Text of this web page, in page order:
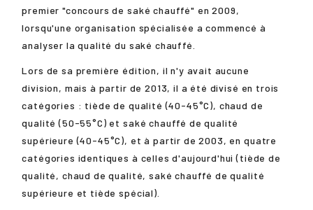
premier "concours de saké chauffé" en 2009,
lorsqu'une organisation spécialisée a commencé à
analyser la qualité du saké chauffé.
Lors de sa première édition, il n'y avait aucune
division, mais à partir de 2013, il a été divisé en trois
catégories : tiède de qualité (40-45°C), chaud de
qualité (50-55°C) et saké chauffé de qualité
supérieure (40-45°C), et à partir de 2003, en quatre
catégories identiques à celles d'aujourd'hui (tiède de
qualité, chaud de qualité, saké chauffé de qualité
supérieure et tiède spécial).